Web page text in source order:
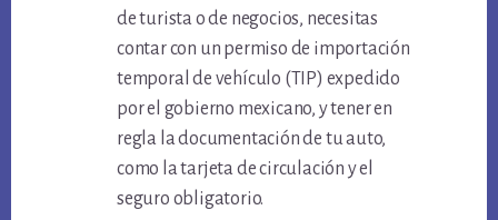
de turista o de negocios, necesitas
contar con un permiso de importación
temporal de vehículo (TIP) expedido
por el gobierno mexicano, y tener en
regla la documentación de tu auto,
como la tarjeta de circulación y el
seguro obligatorio.